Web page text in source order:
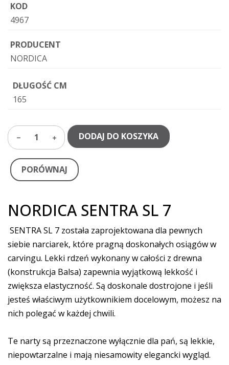
KOD
4967
PRODUCENT
NORDICA
DŁUGOŚĆ CM
165
1 DODAJ DO KOSZYKA
PORÓWNAJ
NORDICA SENTRA SL 7
SENTRA SL 7 została zaprojektowana dla pewnych
siebie narciarek, które pragną doskonałych osiągów w
carvingu. Lekki rdzeń wykonany w całości z drewna
(konstrukcja Balsa) zapewnia wyjątkową lekkość i
zwiększa elastyczność. Są doskonale dostrojone i jeśli
jesteś właściwym użytkownikiem docelowym, możesz na
nich polegać w każdej chwili.
Te narty są przeznaczone wyłącznie dla pań, są lekkie,
niepowtarzalne i mają niesamowity elegancki wygląd.